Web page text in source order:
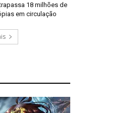
18 milhões de
em circulação